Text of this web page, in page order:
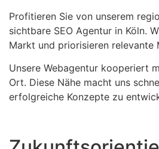
Profitieren Sie von unserem
sichtbare SEO Agentur in Köln.
Markt und priorisieren relevante
Unsere Webagentur kooperiert
Ort. Diese Nähe macht uns
erfolgreiche Konzepte zu